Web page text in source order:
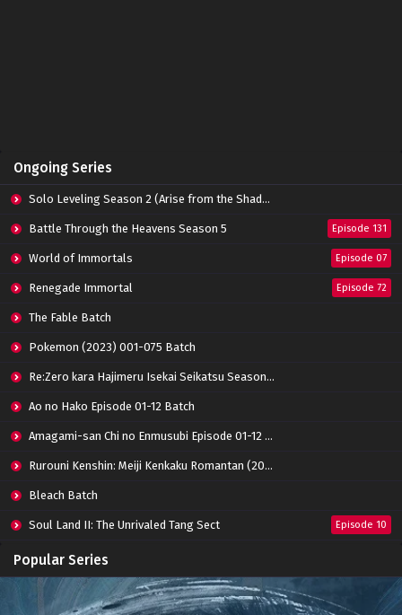
Eps 251 - March 25, 2023
Soul Land Season 2 Episode 250 Subtitle
Eps 250 - March 18, 2023
Soul Land Season 2 Episode 249 Subtitle
Soul Land Season 2 Episode 248 Subtitle
Indonesia
Eps 248 - March 4, 2023
Soul Land Season 2 Episode 247 Subtitle
Eps 247 - February 25, 2023
Soul Land Season 2 Episode 246 Subtitle
Indonesia
Soul Land Season 2 Episode 245 Subtitle
Indonesia
Ongoing Series
Solo Leveling Season 2 (Arise from the Shadow)
Battle Through the Heavens Season 5 Episode 131
World of Immortals Episode 07
Renegade Immortal Episode 72
The Fable Batch
Pokemon (2023) 001-075 Batch
Re:Zero kara Hajimeru Isekai Seikatsu Season 3 Episode 01-08 Batch
Ao no Hako Episode 01-12 Batch
Amagami-san Chi no Enmusubi Episode 01-12 Batch
Rurouni Kenshin: Meiji Kenkaku Romantan (2023) 01-36 Batch
Bleach Batch
Soul Land II: The Unrivaled Tang Sect Episode 10
Apotheosis
Immortality Season 3
Popular Series